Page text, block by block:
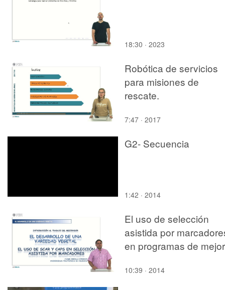
18:30 · 2023
Robótica de servicios
para misiones de
rescate.
7:47 · 2017
G2- Secuencia
1:42 · 2014
El uso de selección
asistida por
en programas de
10:39 · 2014